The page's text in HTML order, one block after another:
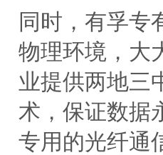
同时，有孚专
物理环境，大
业提供两地三
术，保证数据
专用的光纤通